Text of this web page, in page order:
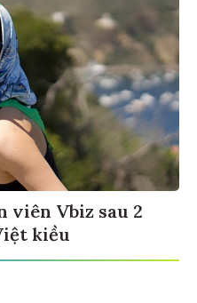
viên Vbiz sau 2
kiều